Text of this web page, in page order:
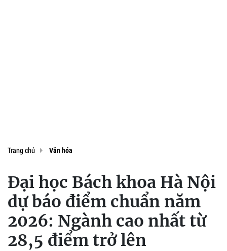
Trang chủ Văn hóa
Đại học Bách khoa Hà Nội
dự báo điểm chuẩn năm
2026: Ngành cao nhất từ
28,5 điểm trở lên